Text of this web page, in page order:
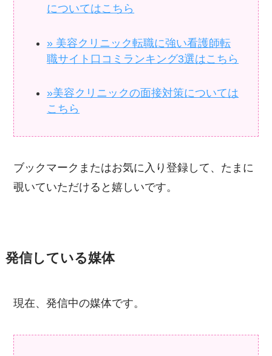
についてはこちら
» 美容クリニック転職に強い看護師転
職サイト口コミランキング3選はこちら
»美容クリニックの面接対策については
こちら
ブックマークまたはお気に入り登録して、たまに
覗いていただけると嬉しいです。
発信している媒体
現在、発信中の媒体です。